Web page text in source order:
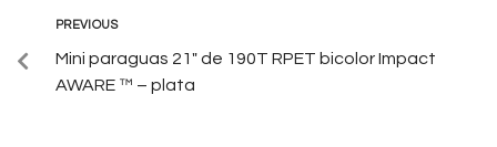
PREVIOUS
Mini paraguas 21″ de 190T RPET bicolor Impact
AWARE ™ – plata